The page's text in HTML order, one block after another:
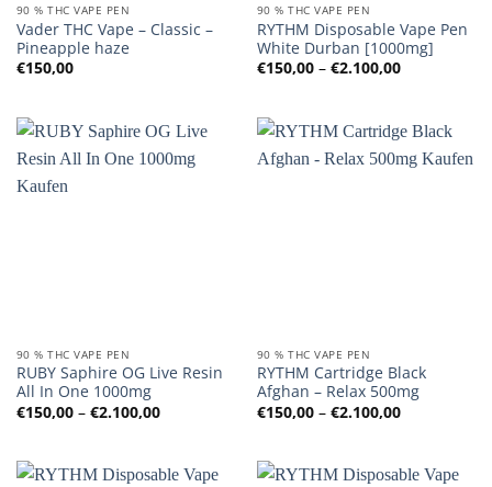
90 % THC VAPE PEN
Vader THC Vape – Classic –
Pineapple haze
€150,00
90 % THC VAPE PEN
RYTHM Disposable Vape Pen
White Durban [1000mg]
€150,00 – €2.100,00
€150,00
90 % THC VAPE PEN
RUBY Saphire OG Live Resin
All In One 1000mg
€150,00 – €2.100,00Preisspanne:
€150,00
90 % THC VAPE PEN
RYTHM Cartridge Black
Afghan – Relax 500mg
€150,00 – €2.100,00
€150,00